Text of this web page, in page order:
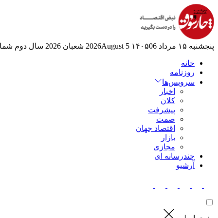
پنجشنبه ۱۵ مرداد ۱۴۰۵ 06 2026August 5 شعبان 2026 سال دوم
خانه
روزنامه
سرویس‌ها
اخبار
کلان
پیشرفت
صمت
اقتصاد جهان
بازار
مجازی
چندرسانه ای
آرشیو